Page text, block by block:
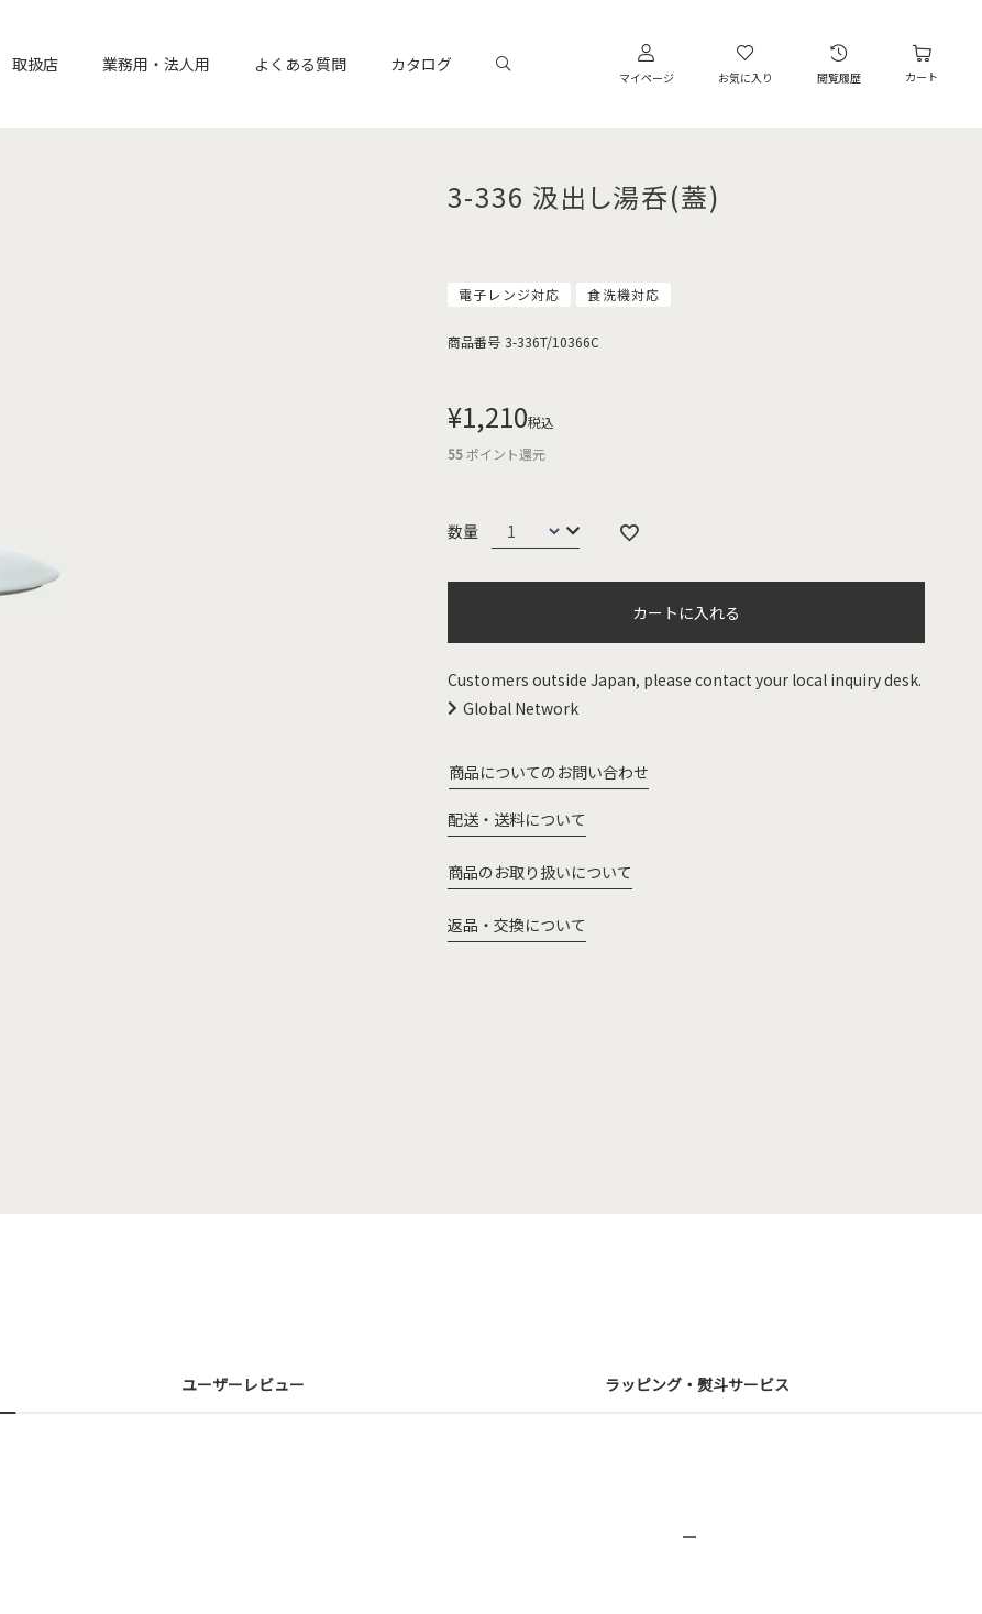
取扱店 業務用・法人用 よくある質問 カタログ
マイページ お気に入り 閲覧履歴 カート
3-336 汲出し湯呑(蓋)
電子レンジ対応 食洗機対応
商品番号 3-336T/10366C
¥1,210税込
55ポイント還元
カートに入れる
Customers outside Japan, please contact your local inquiry desk.
Global Network
商品についてのお問い合わせ
配送・送料について
商品のお取り扱いについて
返品・交換について
ユーザーレビュー ラッピング・熨斗サービス